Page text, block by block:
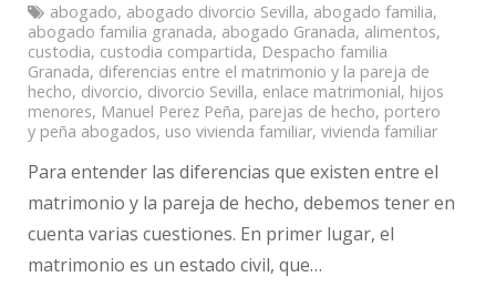
abogado, abogado divorcio Sevilla, abogado familia,
abogado familia granada, abogado Granada, alimentos,
custodia, custodia compartida, Despacho familia
Granada, diferencias entre el matrimonio y la pareja de
hecho, divorcio, divorcio Sevilla, enlace matrimonial, hijos
menores, Manuel Perez Peña, parejas de hecho, portero
y peña abogados, uso vivienda familiar, vivienda familiar
Para entender las diferencias que existen entre el
matrimonio y la pareja de hecho, debemos tener en
cuenta varias cuestiones. En primer lugar, el
matrimonio es un estado civil, que…